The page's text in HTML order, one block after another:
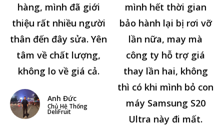
hàng, mình đã giới
thiệu rất nhiều người
thân đến đây sửa. Yên
tâm về chất lượng,
không lo về giá cả.
Anh Đức
Chủ Hệ Thống
DeliFruit
mình hết thời gian
bảo hành lại bị rơi vỡ
lần nữa, may mà
công ty hỗ trợ giá
thay lần hai, không
thì có khi mình bỏ con
máy Samsung S20
Ultra này đi mất.